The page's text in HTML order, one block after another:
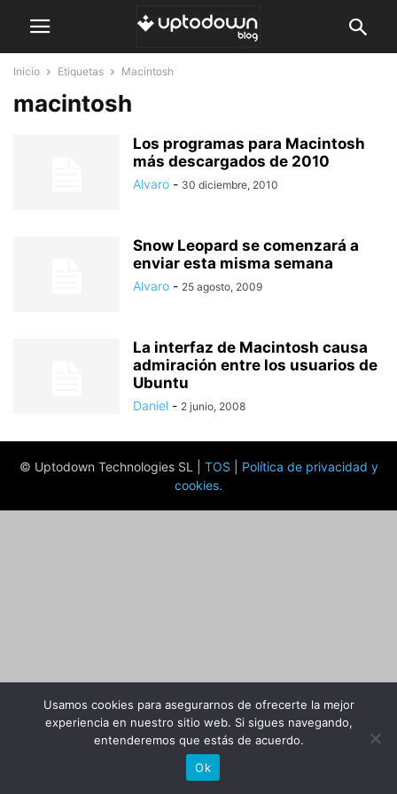
Inicio Etiquetas Macintosh
macintosh
Los programas para Macintosh
más descargados de 2010
Alvaro - 30 diciembre, 2010
Snow Leopard se comenzará a
enviar esta misma semana
Alvaro - 25 agosto, 2009
La interfaz de Macintosh causa
admiración entre los usuarios de
Ubuntu
Daniel - 2 junio, 2008
© Uptodown Technologies SL | TOS
Política de privacidad y
cookies.
Usamos cookies para asegurarnos de ofrecerte la mejor
experiencia en nuestro sitio web. Si sigues navegando,
entenderemos que estás de acuerdo.
Ok